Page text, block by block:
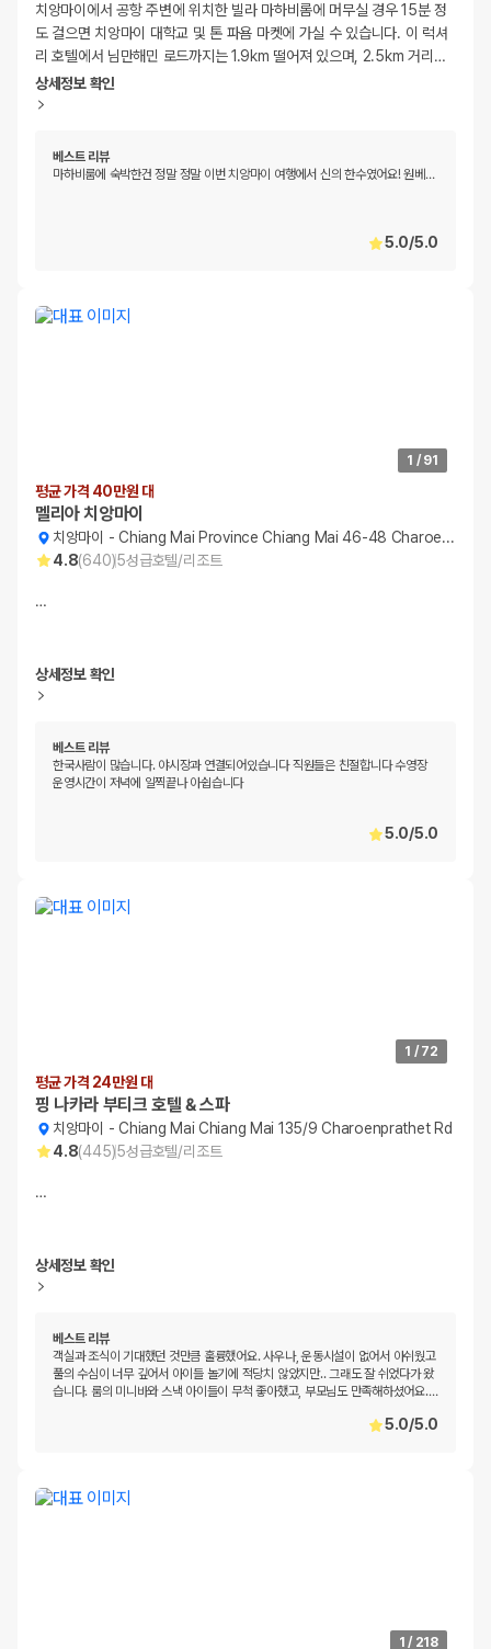
치앙마이에서 공항 주변에 위치한 빌라 마하비롬에 머무실 경우 15분 정
도 걸으면 치앙마이 대학교 및 톤 파욤 마켓에 가실 수 있습니다. 이 럭셔
리 호텔에서 님만해민 로드까지는 1.9km 떨어져 있으며, 2.5km 거리 …
상세정보 확인
베스트 리뷰
마하비룸에 숙박한건 정말 정말 이번 치앙마이 여행에서 신의 한수였어요! 원베 …
5.0/5.0
1 / 91
평균 가격 40만원 대
멜리아 치앙마이
치앙마이 -Chiang Mai Province Chiang Mai 46-48 Charoenprathet Road, Changklan
4.8(640)5성급호텔/리조트
…
상세정보 확인
베스트 리뷰
한국사람이 많습니다. 야시장과 연결되어있습니다 직원들은 친절합니다 수영장
운영시간이 저녁에 일찍끝나 아쉽습니다
5.0/5.0
1 / 72
평균 가격 24만원 대
핑 나카라 부티크 호텔 & 스파
치앙마이 -Chiang Mai Chiang Mai 135/9 Charoenprathet Rd
4.8(445)5성급호텔/리조트
…
상세정보 확인
베스트 리뷰
객실과 조식이 기대했던 것만큼 훌륭했어요. 사우나, 운동시설이 없어서 아쉬웠고
풀의 수심이 너무 깊어서 아이들 놀기에 적당치 않았지만.. 그래도 잘 쉬었다가 왔
습니다. 룸의 미니바와 스낵 아이들이 무척 좋아했고, 부모님도 만족해하셨어요.…
5.0/5.0
1 / 218